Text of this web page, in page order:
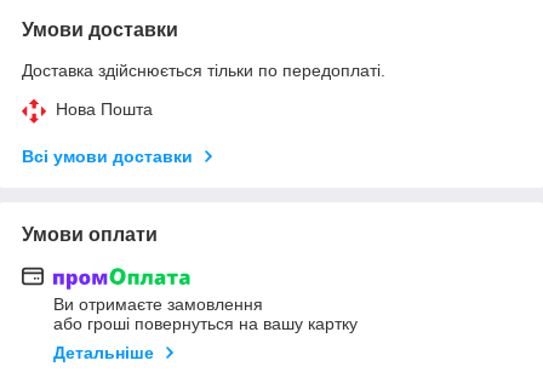
Умови доставки
Доставка здійснюється тільки по передоплаті.
Нова Пошта
Всі умови доставки
Умови оплати
Ви отримаєте замовлення
або гроші повернуться на вашу картку
Детальніше